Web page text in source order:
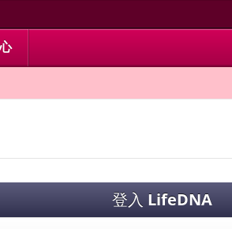
登入 LifeDNA